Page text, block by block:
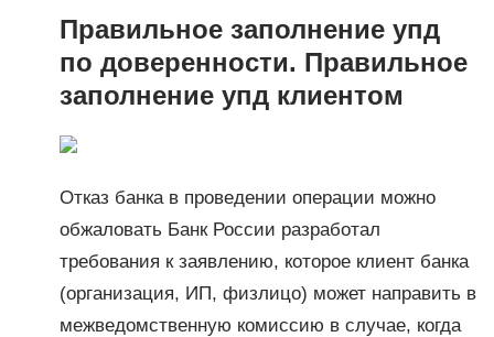
Правильное заполнение упд
по доверенности. Правильное
заполнение упд клиентом
Отказ банка в проведении операции можно
обжаловать Банк России разработал
требования к заявлению, которое клиент банка
(организация, ИП, физлицо) может направить в
межведомственную комиссию в случае, когда